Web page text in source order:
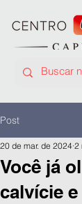
Post
Você já
calvície
20 de mar. de 2024 2